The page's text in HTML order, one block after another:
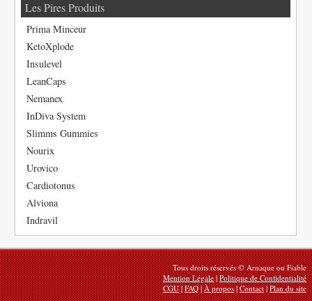
Les Pires Produits
Prima Minceur
KetoXplode
Insulevel
LeanCaps
Nemanex
InDiva System
Slimms Gummies
Nourix
Urovico
Cardiotonus
Alviona
Indravil
Tous droits réservés © Arnaque ou Fiable
Mention Légale|Politique de Confidentialité
CGU|FAQ|À propos|Contact|Plan du site